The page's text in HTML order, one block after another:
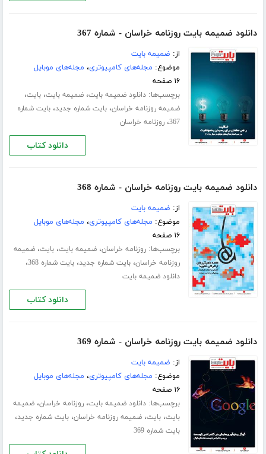
دانلود ضمیمه بایت روزنامه خراسان - شماره 367
از: ضمیمه بایت
موضوع: مجله‌های کامپیوتری، مجله‌های موبایل
۱۶ صفحه
برچسب‌ها:دانلود ضمیمه بایت،ضمیمه بایت،بایت،
ضمیمه روزنامه خراسان،بایت شماره جدید،بایت شماره
367،روزنامه خراسان
دانلود کتاب
دانلود ضمیمه بایت روزنامه خراسان - شماره 368
از: ضمیمه بایت
موضوع: مجله‌های کامپیوتری، مجله‌های موبایل
۱۶ صفحه
برچسب‌ها:روزنامه خراسان،ضمیمه بایت،بایت،ضمیمه
روزنامه خراسان،بایت شماره جدید،بایت شماره 368 ،
دانلود ضمیمه بایت
دانلود کتاب
دانلود ضمیمه بایت روزنامه خراسان - شماره 369
از: ضمیمه بایت
موضوع: مجله‌های کامپیوتری، مجله‌های موبایل
۱۶ صفحه
برچسب‌ها:دانلود ضمیمه بایت،روزنامه خراسان،ضمیمه
بایت،بایت،ضمیمه روزنامه خراسان،بایت شماره جدید،
بایت شماره 369